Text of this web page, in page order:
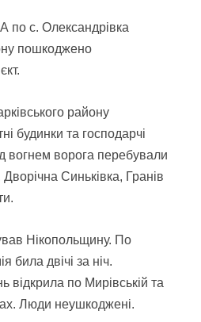
по с. Олександрівка
пошкоджено
району
будинки та господарчі
вогнем ворога перебували
Синьківка, Гранів
Нікопольщину. По
била двічі за ніч.
відкрила по Мирівській та
Люди неушкоджені.